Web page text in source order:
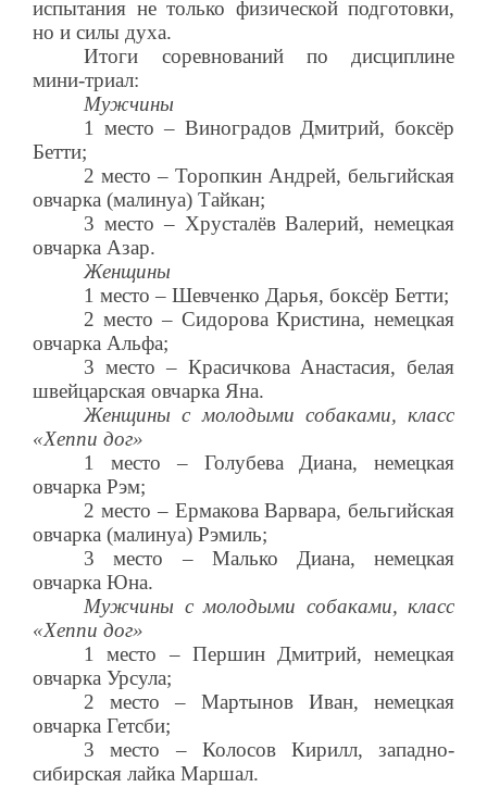
испытания не только физической подготовки,
но и силы духа.
Итоги соревнований по дисциплине
мини-триал:
Мужчины
1 место – Виноградов Дмитрий, боксёр
Бетти;
2 место – Торопкин Андрей, бельгийская
овчарка (малинуа) Тайкан;
3 место – Хрусталёв Валерий, немецкая
овчарка Азар.
Женщины
1 место – Шевченко Дарья, боксёр Бетти;
2 место – Сидорова Кристина, немецкая
овчарка Альфа;
3 место – Красичкова Анастасия, белая
швейцарская овчарка Яна.
Женщины с молодыми собаками, класс
«Хеппи дог»
1 место – Голубева Диана, немецкая
овчарка Рэм;
2 место – Ермакова Варвара, бельгийская
овчарка (малинуа) Рэмиль;
3 место – Малько Диана, немецкая
овчарка Юна.
Мужчины с молодыми собаками, класс
«Хеппи дог»
1 место – Першин Дмитрий, немецкая
овчарка Урсула;
2 место – Мартынов Иван, немецкая
овчарка Гетсби;
3 место – Колосов Кирилл, западно-
сибирская лайка Маршал.